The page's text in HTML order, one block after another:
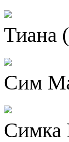
Тиана
Сим
Симка